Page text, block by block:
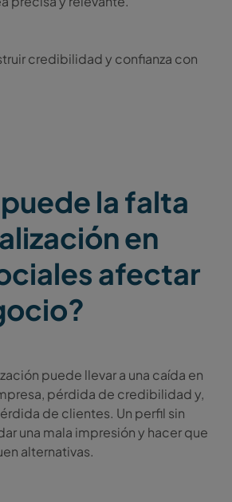
credibilidad y confianza con
la falta
en
afectar
puede llevar a una caída en
pérdida de credibilidad y,
de clientes. Un perfil sin
una mala impresión y hacer que
alternativas.